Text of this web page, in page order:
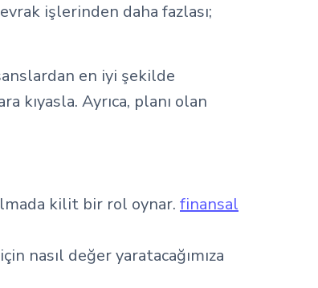
işlerinden daha fazlası;
en iyi şekilde
kıyasla. Ayrıca, planı olan
kilit bir rol oynar. finansal
nasıl değer yaratacağımıza